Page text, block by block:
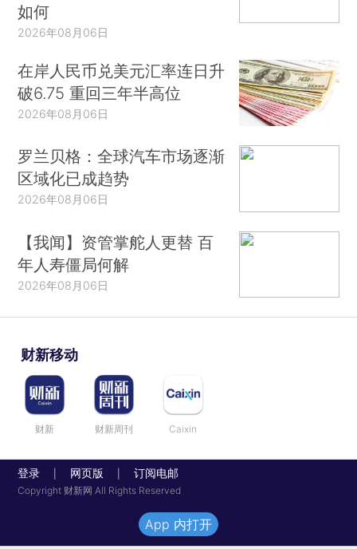
如何
2026年08月06日
在岸人民币兑美元汇率连日升
破6.75 重回三年半高位
2026年08月06日
罗兰贝格：全球汽车市场逐渐
区域化已成趋势
2026年08月06日
【我闻】资管掌舵人更替 百
年人寿僵局何解
2026年08月06日
财新移动
财新 财新周刊 Caixin
登录 网页版 订阅电邮
Copyright 财新网 All Rights Reserved
App 内打开